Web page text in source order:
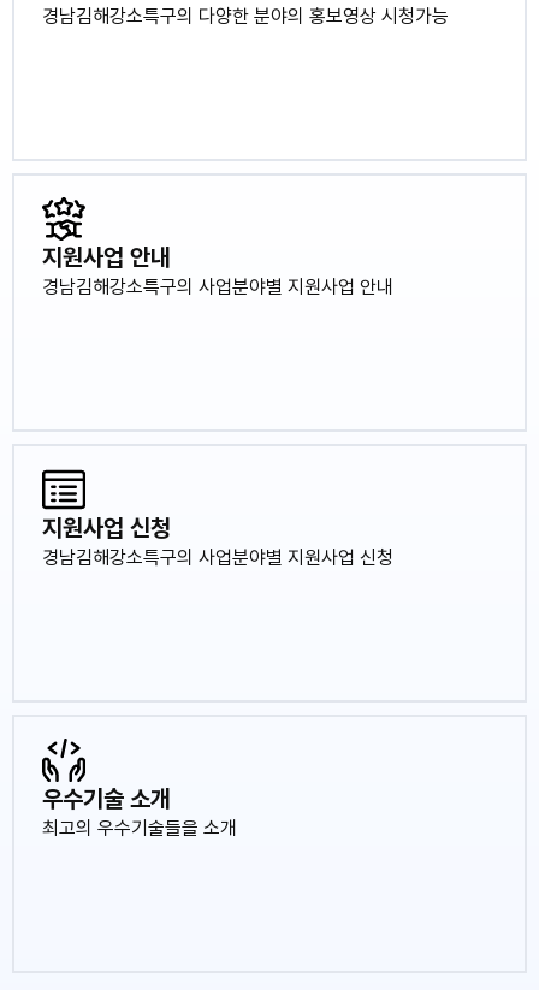
경남김해강소특구의 다양한 분야의 홍보영상 시청가능
지원사업 안내
경남김해강소특구의 사업분야별 지원사업 안내
지원사업 신청
경남김해강소특구의 사업분야별 지원사업 신청
우수기술 소개
최고의 우수기술들을 소개